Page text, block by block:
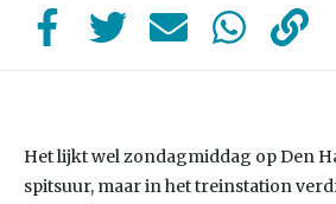
Het lijkt wel zondagmiddag op Den
spitsuur, maar in het treinstation